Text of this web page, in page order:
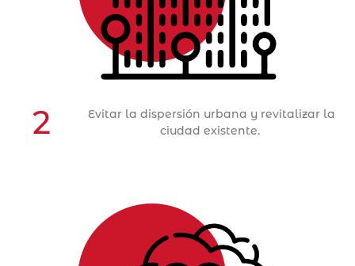
ACCIONES
2
Evitar la dispersión urbana y revitalizar la
ciudad existente.
Objetivo Estratégico 3